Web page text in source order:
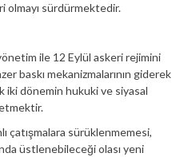
olmayı sürdürmektedir.
ile 12 Eylül askeri rejimini
baskı mekanizmalarının giderek
iki dönemin hukuki ve siyasal
etmektir.
çatışmalara sürüklenmemesi,
üstlenebileceği olası yeni